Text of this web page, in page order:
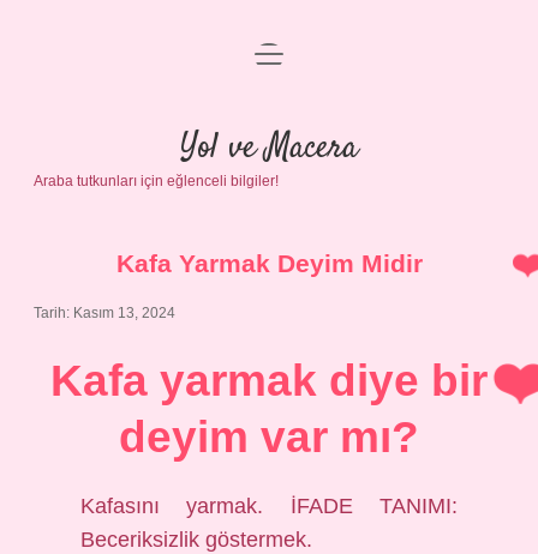
Anasayfa
Gizlilik Politikası
Yasal Uyarı
menüyü
Yol ve Macera
Araba tutkunları için eğlenceli bilgiler!
Kafa Yarmak Deyim Midir
Tarih: Kasım 13, 2024
Kafa yarmak diye bir
deyim var mı?
Kafasını yarmak. İFADE TANIMI:
Beceriksizlik göstermek.